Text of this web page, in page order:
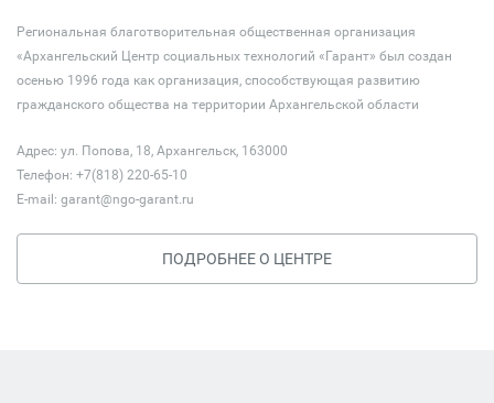
Региональная благотворительная общественная организация
«Архангельский Центр социальных технологий «Гарант» был создан
осенью 1996 года как организация, способствующая развитию
гражданского общества на территории Архангельской области
Адрес: ул. Попова, 18, Архангельск, 163000
Телефон: +7(818) 220-65-10
E-mail: garant@ngo-garant.ru
ПОДРОБНЕЕ О ЦЕНТРЕ